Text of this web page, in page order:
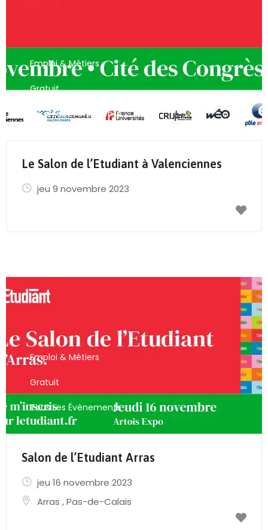
Emploi & Métiers
Gratuit
Tous Les Évènements
Le Salon de l’Etudiant à Valenciennes
jeu 9 novembre 2023
Emploi & Métiers
Gratuit
Tous Les Évènements
Salon de l’Etudiant Arras
jeu 16 novembre 2023
Arras ,Pas-de-Calais